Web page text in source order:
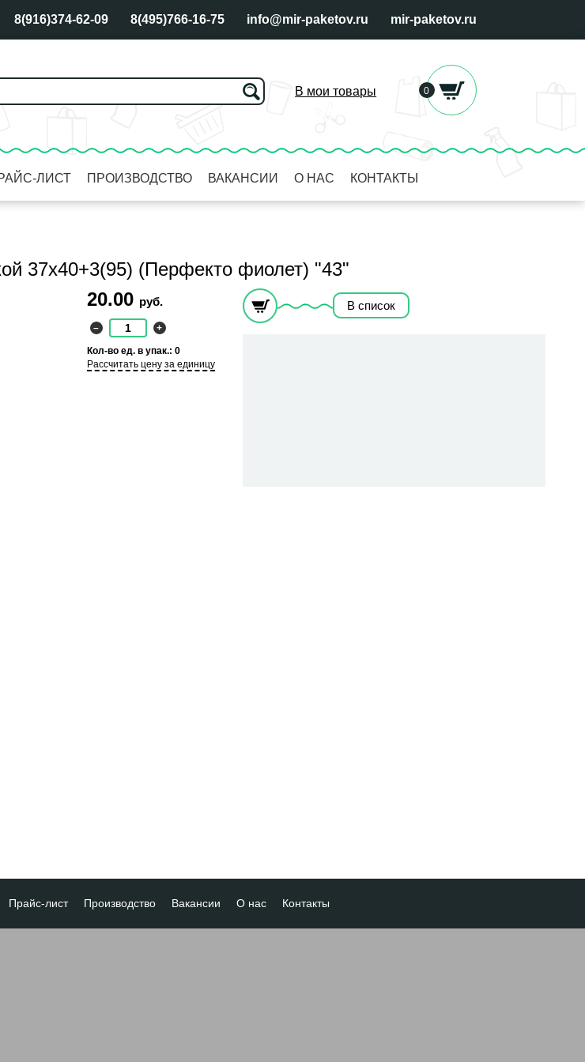
8(916)374-62-09 8(495)766-16-75 info@mir-paketov.ru mir-paketov.ru
В мои товары 0
ЛИСТ ПРОИЗВОДСТВО ВАКАНСИИ О НАС КОНТАКТЫ
37х40+3(95) (Перфекто фиолет) "43"
20.00 руб.
– +
Кол-во ед. в упак.: 0
Рассчитать цену за единицу
В список
Прайс-лист Производство Вакансии О нас Контакты